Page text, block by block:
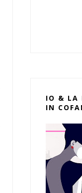
IO & LA
IN